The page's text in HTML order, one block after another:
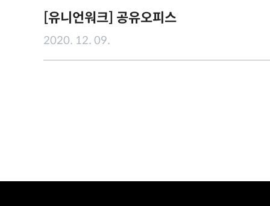
[유니언워크] 공유오피스
2020. 12. 09.